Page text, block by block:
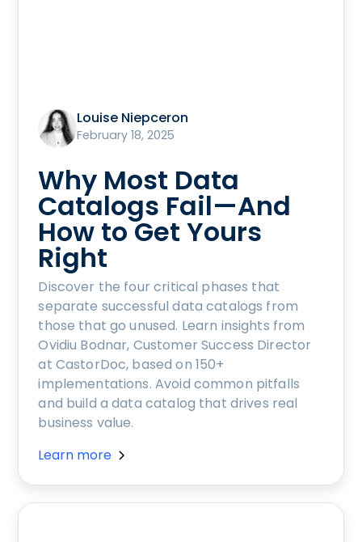
Louise Niepceron
February 18, 2025
Why Most Data
Catalogs Fail—And
How to Get Yours
Right
Discover the four critical phases that
separate successful data catalogs from
those that go unused. Learn insights from
Ovidiu Bodnar, Customer Success Director
at CastorDoc, based on 150+
implementations. Avoid common pitfalls
and build a data catalog that drives real
business value.
Learn more